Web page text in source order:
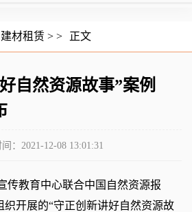
建材租赁 > > 正文
自然资源故事”案例
：2021-12-08 13:01:31
教育中心联合中国自然资源报
开展的“守正创新讲好自然资源故